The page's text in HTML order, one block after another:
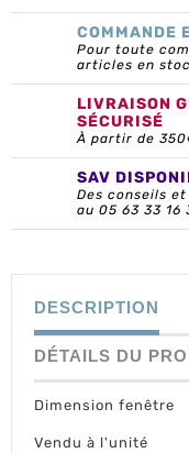
COMMANDE
Pour toute
articles en
LIVRAISON
SÉCURISÉ
À partir de
SAV
Des conseils
au 05 63 33 16
DESCRIPTION
DÉTAILS DU
Dimension fenêtre
Vendu à l'unité